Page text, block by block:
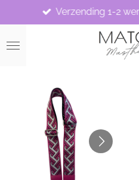
direct
naar
Verzending 1-2